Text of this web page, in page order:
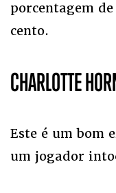
porcentagem
cento.
CHARLOTTE
Este é um bom
um jogador